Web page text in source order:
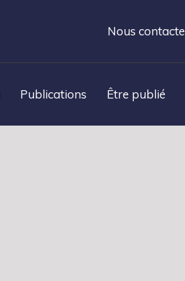
Nous
Publications Être publié